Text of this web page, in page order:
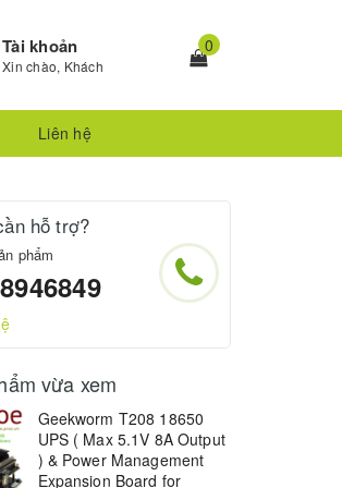
Tài khoản
Xin chào, Khách
0
Liên hệ
hỗ trợ?
phẩm
vừa xem
Geekworm T208 18650
UPS ( Max 5.1V 8A Output
) & Power Management
Expansion Board for